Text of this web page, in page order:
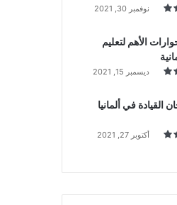
نوفمبر 30, 2021
الأهم لتعليم
ديسمبر 15, 2021
القيادة في ألمانيا
أكتوبر 27, 2021